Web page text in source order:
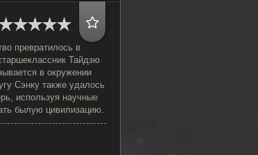
превратилось в
Тайдзю
в окружении
Сэнку также удалось
используя научные
былую цивилизацию.